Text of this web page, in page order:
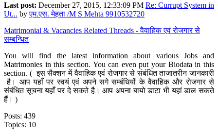
Last post: December 27, 2015, 12:33:09 PM Re: Currupt System in
Ut... byएम.एस. मेहता /M S Mehta 9910532720
Matrimonial & Vacancies Related Threads - वैवाहिक एवं रोजगार से
सम्बन्धित
You will find the latest information about various Jobs and
Matrimonies in this section. You can even put your Biodata in this
section. ( इस सैक्शन में वैवाहिक एवं रोजगार से संबंधित ताजातरीन जानकारी
है। आप यहाँ पर स्वयं एवं अपने सगे सम्बंधियों के वैवाहिक और रोजगार से
संबंधित सूचना यहाँ पर दे सकते है। आप अपना बायो डाटा भी यहां डाल सकते
हैं। )
Posts: 439
Topics: 10